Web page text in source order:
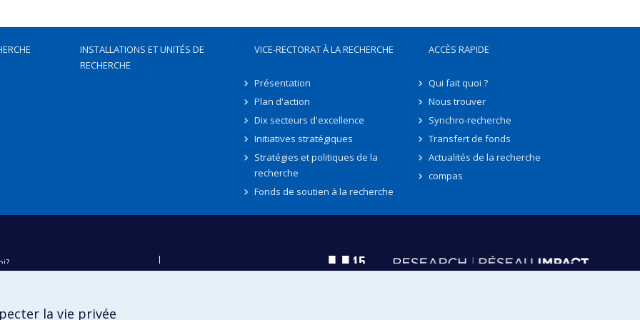
INSTALLATIONS ET UNITÉS DE
RECHERCHE
VICE-RECTORAT À LA RECHERCHE
Présentation
Plan d'action
Dix secteurs d'excellence
Initiatives stratégiques
Stratégies et politiques de la
recherche
Fonds de soutien à la recherche
ACCÈS RAPIDE
Qui fait quoi ?
Nous trouver
Synchro-recherche
Transfert de fonds
Actualités de la recherche
compas
la vie privée